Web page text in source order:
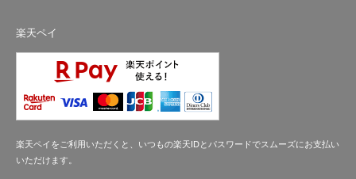
楽天ペイ
楽天ペイをご利用いただくと、いつもの楽天IDとパスワードでスムーズにお支払い
いただけます。